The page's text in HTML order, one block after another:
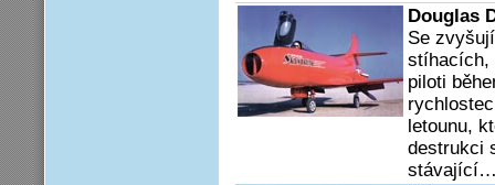
Douglas
Se
stíhacích,
piloti
letounu,
destrukci